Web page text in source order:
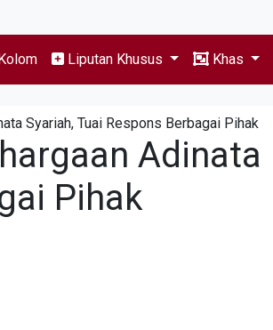
Liputan Khusus Khas
Syariah, Tuai Respons Berbagai Pihak
Adinata
Pihak